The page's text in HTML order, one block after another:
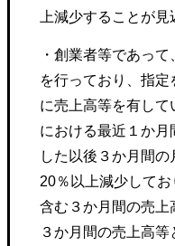
上減少することが見
・創業者等であっ
を行っており、指
に売上高等を有し
における最近１か
した以後３か月間
20％以上減少して
含む３か月間の売上
３か月間の売上高